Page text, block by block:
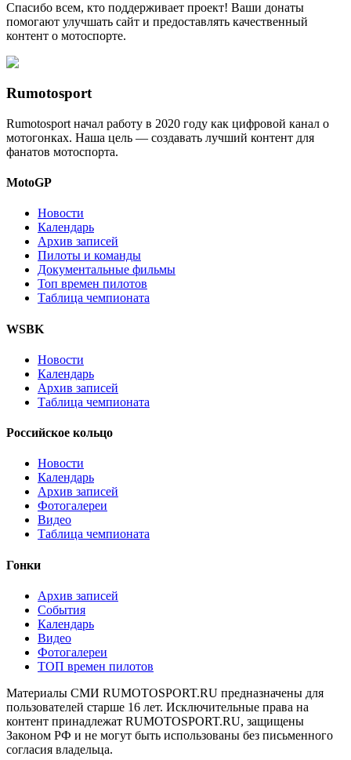
Спасибо всем, кто поддерживает проект! Ваши донаты
помогают улучшать сайт и предоставлять качественный
контент о мотоспорте.
Rumotosport
Rumotosport начал работу в 2020 году как цифровой канал о
мотогонках. Наша цель — создавать лучший контент для
фанатов мотоспорта.
MotoGP
Новости
Календарь
Архив записей
Пилоты и команды
Документальные фильмы
Топ времен пилотов
Таблица чемпионата
WSBK
Новости
Календарь
Архив записей
Таблица чемпионата
Российское кольцо
Новости
Календарь
Архив записей
Фотогалереи
Видео
Таблица чемпионата
Гонки
Архив записей
События
Календарь
Видео
Фотогалереи
ТОП времен пилотов
Материалы СМИ RUMOTOSPORT.RU предназначены для
пользователей старше 16 лет. Исключительные права на
контент принадлежат RUMOTOSPORT.RU, защищены
Законом РФ и не могут быть использованы без письменного
согласия владельца.